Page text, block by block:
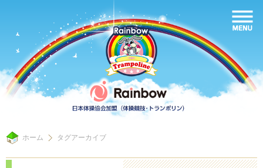
ホーム タグアーカイブ